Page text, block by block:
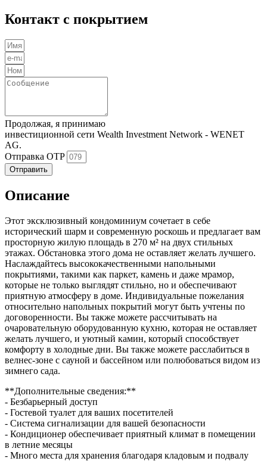
Контакт с покрытием
Продолжая, я принимаю
инвестиционной сети Wealth Investment Network - WENET
AG.
Отправка OTP
Отправить
Описание
Этот эксклюзивный кондоминиум сочетает в себе
исторический шарм и современную роскошь и предлагает вам
просторную жилую площадь в 270 м² на двух стильных
этажах. Обстановка этого дома не оставляет желать лучшего.
Наслаждайтесь высококачественными напольными
покрытиями, такими как паркет, камень и даже мрамор,
которые не только выглядят стильно, но и обеспечивают
приятную атмосферу в доме. Индивидуальные пожелания
относительно напольных покрытий могут быть учтены по
договоренности. Вы также можете рассчитывать на
очаровательную оборудованную кухню, которая не оставляет
желать лучшего, и уютный камин, который способствует
комфорту в холодные дни. Вы также можете расслабиться в
велнес-зоне с сауной и бассейном или полюбоваться видом из
зимнего сада.
**Дополнительные сведения:**
- Безбарьерный доступ
- Гостевой туалет для ваших посетителей
- Система сигнализации для вашей безопасности
- Кондиционер обеспечивает приятный климат в помещении
в летние месяцы
- Много места для хранения благодаря кладовым и подвалу